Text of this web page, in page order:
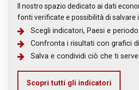
Il nostro spazio dedicato ai dati
fonti verificate e possibilità di salvare
Scegli indicatori, Paesi e periodo
Confronta i risultati con grafici
Salva e condividi ciò che ti serve
Scopri tutti gli indicatori